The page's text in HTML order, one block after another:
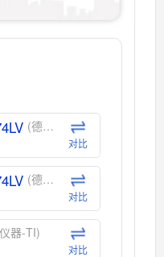
(德州仪器-TI)
对比
(德州仪器-TI)
对比
器-TI)
对比